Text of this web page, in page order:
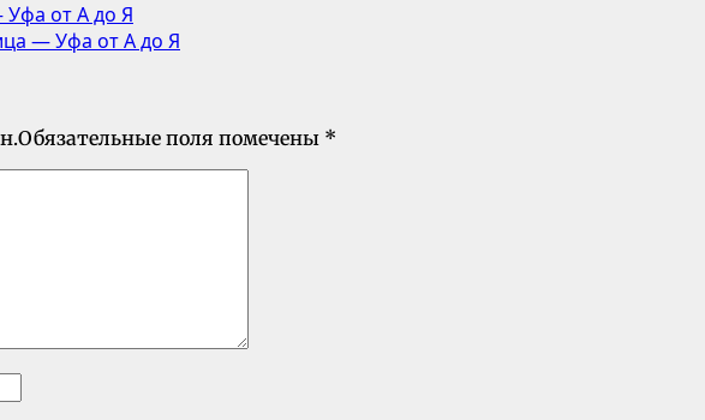
Уфа от А до Я
— Уфа от А до Я
Обязательные поля помечены *